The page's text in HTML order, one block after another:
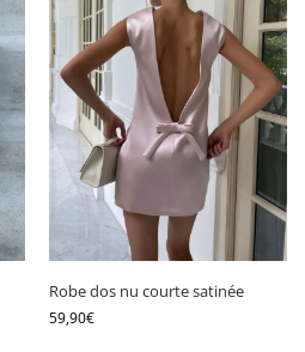
Robe dos nu courte satinée
59,90€